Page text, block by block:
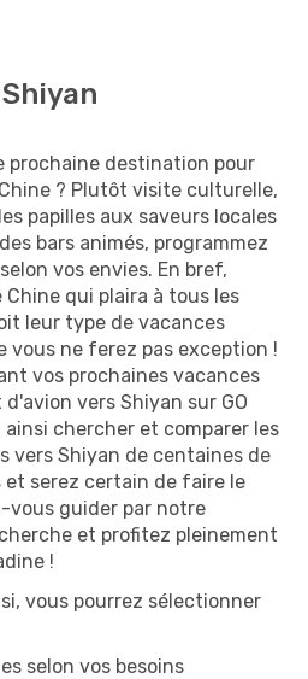
prochaine destination pour
? Plutôt visite culturelle,
papilles aux saveurs locales
bars animés, programmez
vos envies. En bref,
qui plaira à tous les
leur type de vacances
vous ne ferez pas exception !
vos prochaines vacances
vers Shiyan sur GO
ainsi chercher et comparer les
vers Shiyan de centaines de
et serez certain de faire le
vous guider par notre
et profitez pleinement
!
vous pourrez sélectionner
selon vos besoins